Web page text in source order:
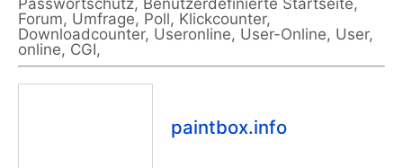
Passwortschutz, Benutzerdefinierte Startseite,
Forum, Umfrage, Poll, Klickcounter,
Downloadcounter, Useronline, User-Online, User,
online, CGI,
paintbox.info